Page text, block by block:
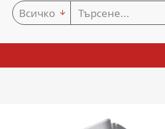
Всичко